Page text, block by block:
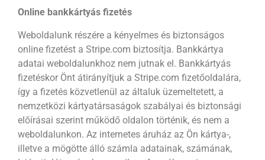
Online bankkártyás fizetés
Weboldalunk részére a kényelmes és biztonságos
online fizetést a Stripe.com biztosítja. Bankkártya
adatai weboldalunkhoz nem jutnak el. Bankkártyás
fizetéskor Önt átirányítjuk a Stripe.com fizetőoldalára,
így a fizetés közvetlenül az általuk üzemeltetett, a
nemzetközi kártyatársaságok szabályai és biztonsági
előírásai szerint működő oldalon történik, és nem a
weboldalunkon. Az internetes áruház az Ön kártya-,
illetve a mögötte álló számla adatainak, számának,